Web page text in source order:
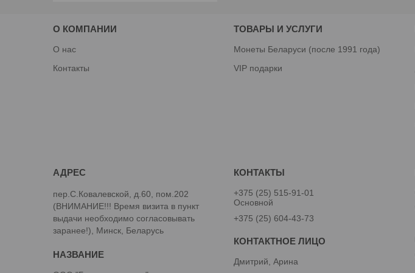
О КОМПАНИИ
О нас
Контакты
ТОВАРЫ И УСЛУГИ
Монеты Беларуси (после 1991 года)
VIP подарки
пер.С.Ковалевской, д.60, пом.202
(ВНИМАНИЕ!!! Время визита в пункт
выдачи необходимо согласовывать
заранее!), Минск, Беларусь
+375 (25) 515-91-01
Основной
+375 (25) 604-43-73
Дмитрий, Арина